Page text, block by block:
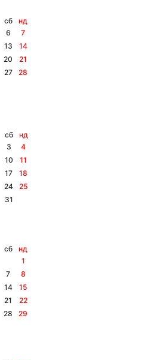
сб
нд
6
7
13
14
20
21
27
28
сб
нд
3
4
10
11
17
18
24
25
31
сб
нд
1
7
8
14
15
21
22
28
29